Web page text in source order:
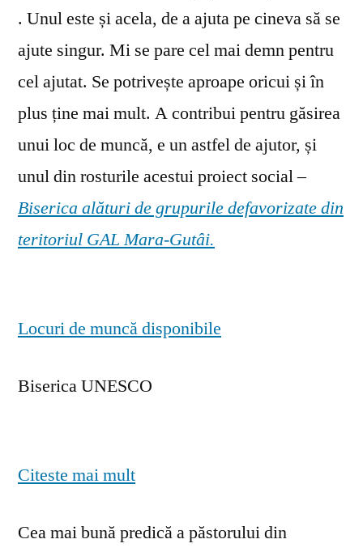
. Unul este și acela, de a ajuta pe cineva să se
ajute singur. Mi se pare cel mai demn pentru
cel ajutat. Se potrivește aproape oricui și în
plus ține mai mult. A contribui pentru găsirea
unui loc de muncă, e un astfel de ajutor, și
unul din rosturile acestui proiect social –
Biserica alături de grupurile defavorizate din
teritoriul GAL Mara-Gutâi.
Locuri de muncă disponibile
Biserica UNESCO
Citeste mai mult
Cea mai bună predică a păstorului din